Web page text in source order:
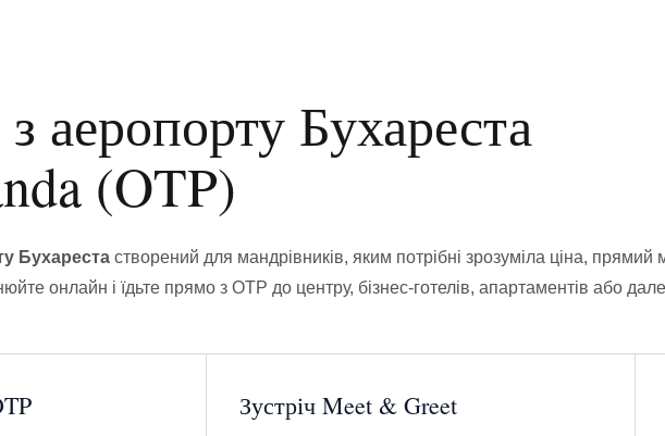
аеропорту Бухареста
(OTP)
Бухареста створений для мандрівників, яким потрібні зрозуміла ціна, прямий
онлайн і їдьте прямо з OTP до центру, бізнес-готелів, апартаментів або
Зустріч Meet & Greet